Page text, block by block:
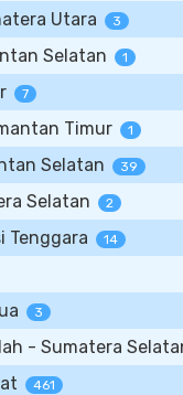
Utara 3
Selatan 1
7
Timur 1
Selatan 39
Selatan 2
Tenggara 14
3
- Sumatera
461